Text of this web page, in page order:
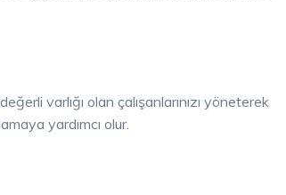
varlığı olan çalışanlarınızı yöneterek
yardımcı olur.